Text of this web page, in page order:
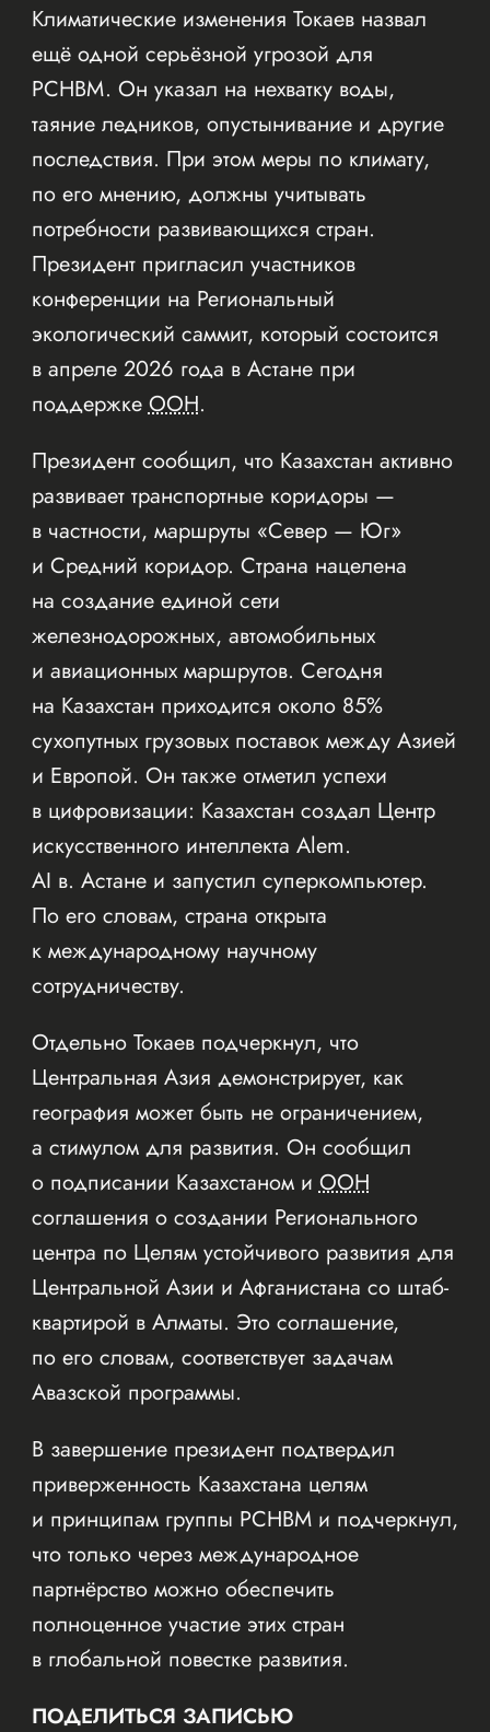
Климатические изменения Токаев назвал
ещё одной серьёзной угрозой для
РСНВМ. Он указал на нехватку воды,
таяние ледников, опустынивание и другие
последствия. При этом меры по климату,
по его мнению, должны учитывать
потребности развивающихся стран.
Президент пригласил участников
конференции на Региональный
экологический саммит, который состоится
в апреле 2026 года в Астане при
поддержкеООН.
Президент сообщил, что Казахстан активно
развивает транспортные коридоры —
в частности, маршруты «Север — Юг»
и Средний коридор. Страна нацелена
на создание единой сети
железнодорожных, автомобильных
и авиационных маршрутов. Сегодня
на Казахстан приходится около 85%
сухопутных грузовых поставок между Азией
и Европой. Он также отметил успехи
в цифровизации: Казахстан создал Центр
искусственного интеллекта Alem.
AI в. Астане и запустил суперкомпьютер.
По его словам, страна открыта
к международному научному
сотрудничеству.
Отдельно Токаев подчеркнул, что
Центральная Азия демонстрирует, как
география может быть не ограничением,
а стимулом для развития. Он сообщил
о подписании Казахстаном иООН
соглашения о создании Регионального
центра по Целям устойчивого развития для
Центральной Азии и Афганистана со штаб-
квартирой в Алматы. Это соглашение,
по его словам, соответствует задачам
Авазской программы.
В завершение президент подтвердил
приверженность Казахстана целям
и принципам группы РСНВМ и подчеркнул,
что только через международное
партнёрство можно обеспечить
полноценное участие этих стран
в глобальной повестке развития.
ПОДЕЛИТЬСЯ ЗАПИСЬЮ